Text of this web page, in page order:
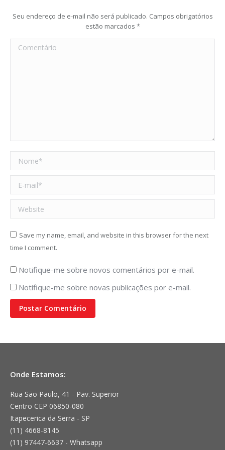
Seu endereço de e-mail não será publicado. Campos obrigatórios
estão marcados *
Comentário
Nome *
E-mail *
Website
Save my name, email, and website in this browser for the next
time I comment.
Notifique-me sobre novos comentários por e-mail.
Notifique-me sobre novas publicações por e-mail.
Postar Comentário
Onde Estamos:
Rua São Paulo, 41 - Pav. Superior
Centro CEP 06850-080
Itapecerica da Serra - SP
(11) 4668-8145
(11) 97447-6637 - Whatsapp